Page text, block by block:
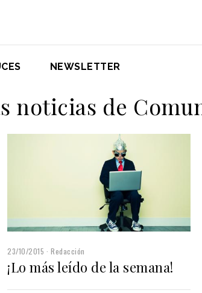
NEWSLETTER
noticias de
23/10/2015 Redacción
¡Lo más leído de la semana!